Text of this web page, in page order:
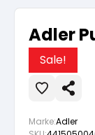
Vorbereitung
Lacke
Vorbereitung
Autoreparatur
Vorbereitung
Innenfarben
Adler
Sale!
Marke:Adler